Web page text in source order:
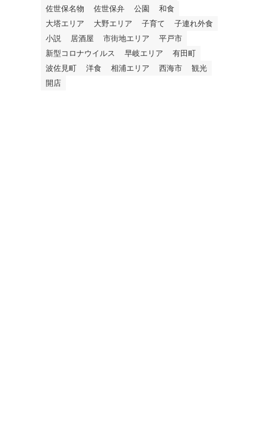
佐世保名物
佐世保弁 公園
和食
大塔エリア
大野エリア 子育て
子連れ外食
小説
居酒屋 市街地エリア
平戸市
新型コロナウイルス
早岐エリア
有田町
波佐見町
洋食 相浦エリア 西海市
観光
開店